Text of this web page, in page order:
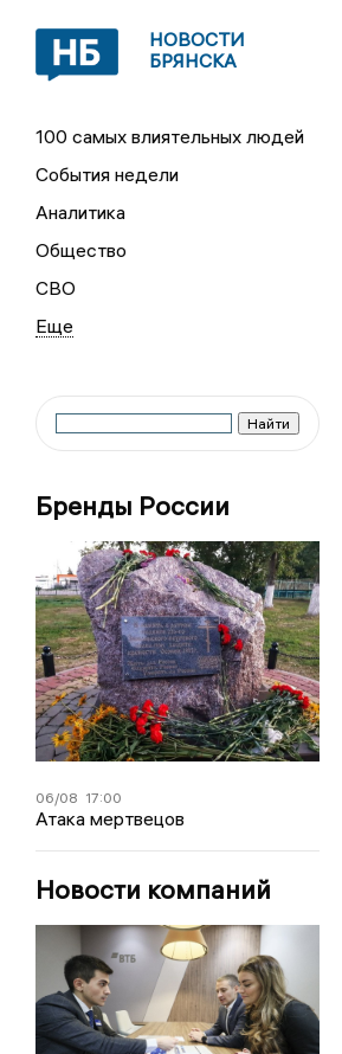
НОВОСТИ
БРЯНСКА
100 самых влиятельных людей
События недели
Аналитика
Общество
СВО
Бренды России
06/08 17:00
Атака мертвецов
Новости компаний